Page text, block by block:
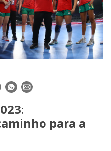
WhatsApp
E-
para a